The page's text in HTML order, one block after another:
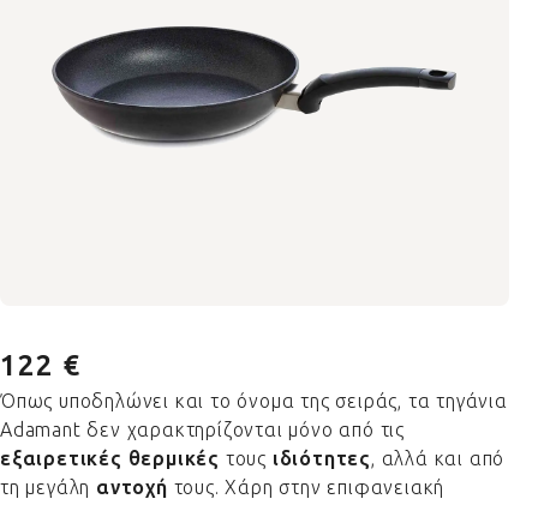
122 €
Όπως υποδηλώνει και το όνομα της σειράς, τα τηγάνια
Adamant δεν χαρακτηρίζονται μόνο από τις
εξαιρετικές θερμικές τους ιδιότητες, αλλά και από
τη μεγάλη αντοχή τους. Χάρη στην επιφανειακή